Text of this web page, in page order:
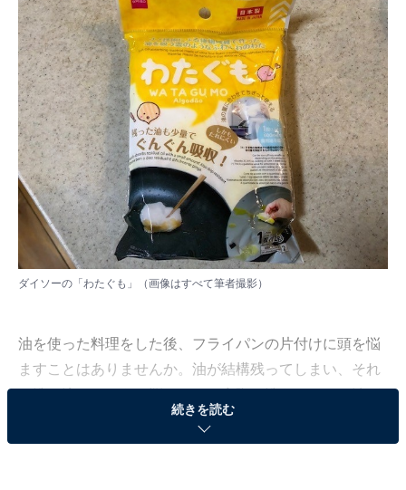
ダイソーの「わたぐも」（画像はすべて筆者撮影）
油を使った料理をした後、フライパンの片付けに頭を悩
ますことはありませんか。油が結構残ってしまい、それ
ベタベタしてしまいます。その油汚れのイライラを解決
してくれるのが、ダイソーの「わたぐも」です。
続きを読む